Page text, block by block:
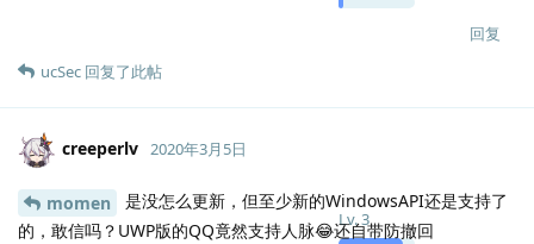
回复
ucSec 回复了此帖
creeperlv
Lv.3
2020年3月5日
momen
是没怎么更新，但至少新的WindowsAPI还是支持了
的，敢信吗？UWP版的QQ竟然支持人脉😂还自带防撤回